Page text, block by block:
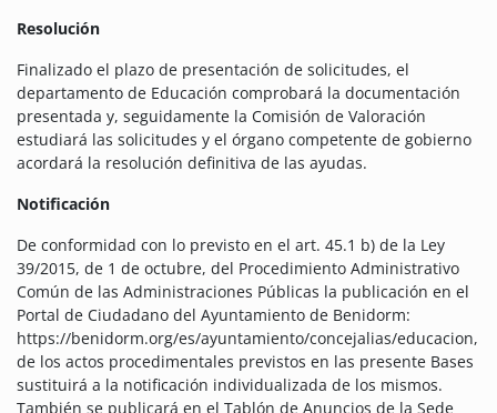
Resolución
Finalizado el plazo de presentación de solicitudes, el
departamento de Educación comprobará la documentación
presentada y, seguidamente la Comisión de Valoración
estudiará las solicitudes y el órgano competente de gobierno
acordará la resolución definitiva de las ayudas.
Notificación
De conformidad con lo previsto en el art. 45.1 b) de la Ley
39/2015, de 1 de octubre, del Procedimiento Administrativo
Común de las Administraciones Públicas la publicación en el
Portal de Ciudadano del Ayuntamiento de Benidorm:
https://benidorm.org/es/ayuntamiento/concejalias/educacion,
de los actos procedimentales previstos en las presente Bases
sustituirá a la notificación individualizada de los mismos.
También se publicará en el Tablón de Anuncios de la Sede